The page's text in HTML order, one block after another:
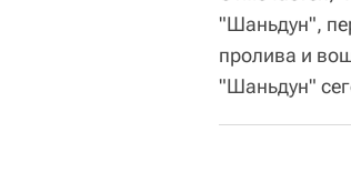
"Шаньдун",
пролива и
"Шаньдун"